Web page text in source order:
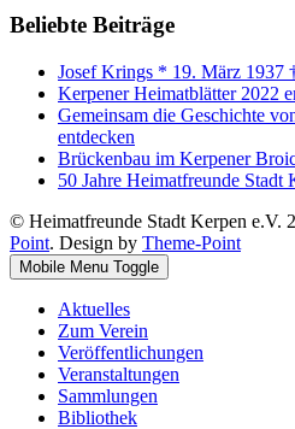
Beliebte Beiträge
Josef Krings * 19. März 1937
Kerpener Heimatblätter 2022
Gemeinsam die Geschichte
entdecken
Brückenbau im Kerpener
50 Jahre Heimatfreunde Stadt
© Heimatfreunde Stadt Kerpen e.V.
Point. Design by Theme-Point
Mobile Menu Toggle
Aktuelles
Zum Verein
Veröffentlichungen
Veranstaltungen
Sammlungen
Bibliothek